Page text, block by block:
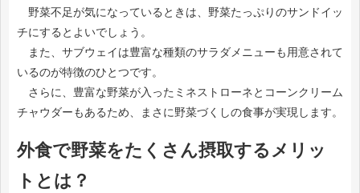
野菜不足が気になっているときは、野菜たっぷりのサンドイッ
チにするとよいでしょう。
また、サブウェイは豊富な種類のサラダメニューも用意されて
いるのが特徴のひとつです。
さらに、豊富な野菜が入ったミネストローネとコーンクリーム
チャウダーもあるため、まさに野菜づくしの食事が実現します。
外食で野菜をたくさん摂取するメリッ
トとは？